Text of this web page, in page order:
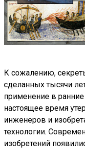
К сожалению,
сделанных тысячи
применение в
настоящее время
инженеров и
технологии.
изобретений